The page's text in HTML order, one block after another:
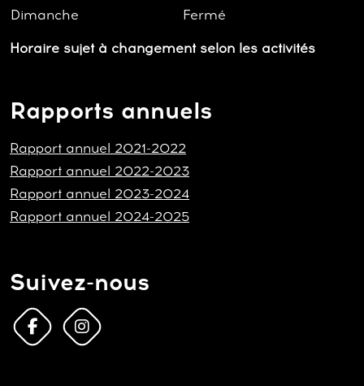
Dimanche
Fermé
Horaire sujet à changement selon les activités
Rapports annuels
Rapport annuel 2021-2022
Rapport annuel 2022-2023
Rapport annuel 2023-2024
Rapport annuel 2024-2025
Suivez-nous